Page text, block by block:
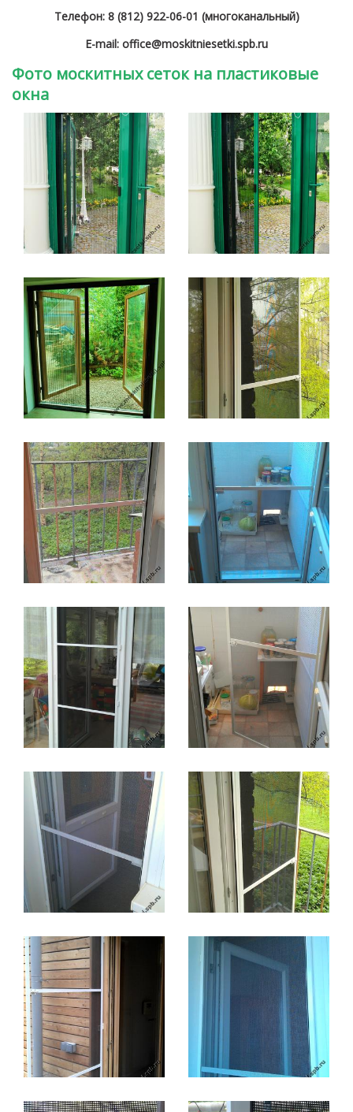
Телефон: 8 (812) 922-06-01 (многоканальный)
E-mail: office@moskitniesetki.spb.ru
Фото москитных сеток на пластиковые
окна